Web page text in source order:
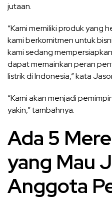
jutaan.
“Kami memiliki produk yang
kami berkomitmen untuk
kami sedang
dapat memainkan peran
listrik di Indonesia,” kata
“Kami akan menjadi
yakin,” tambahnya.
Ada 5
yang Mau
Anggota